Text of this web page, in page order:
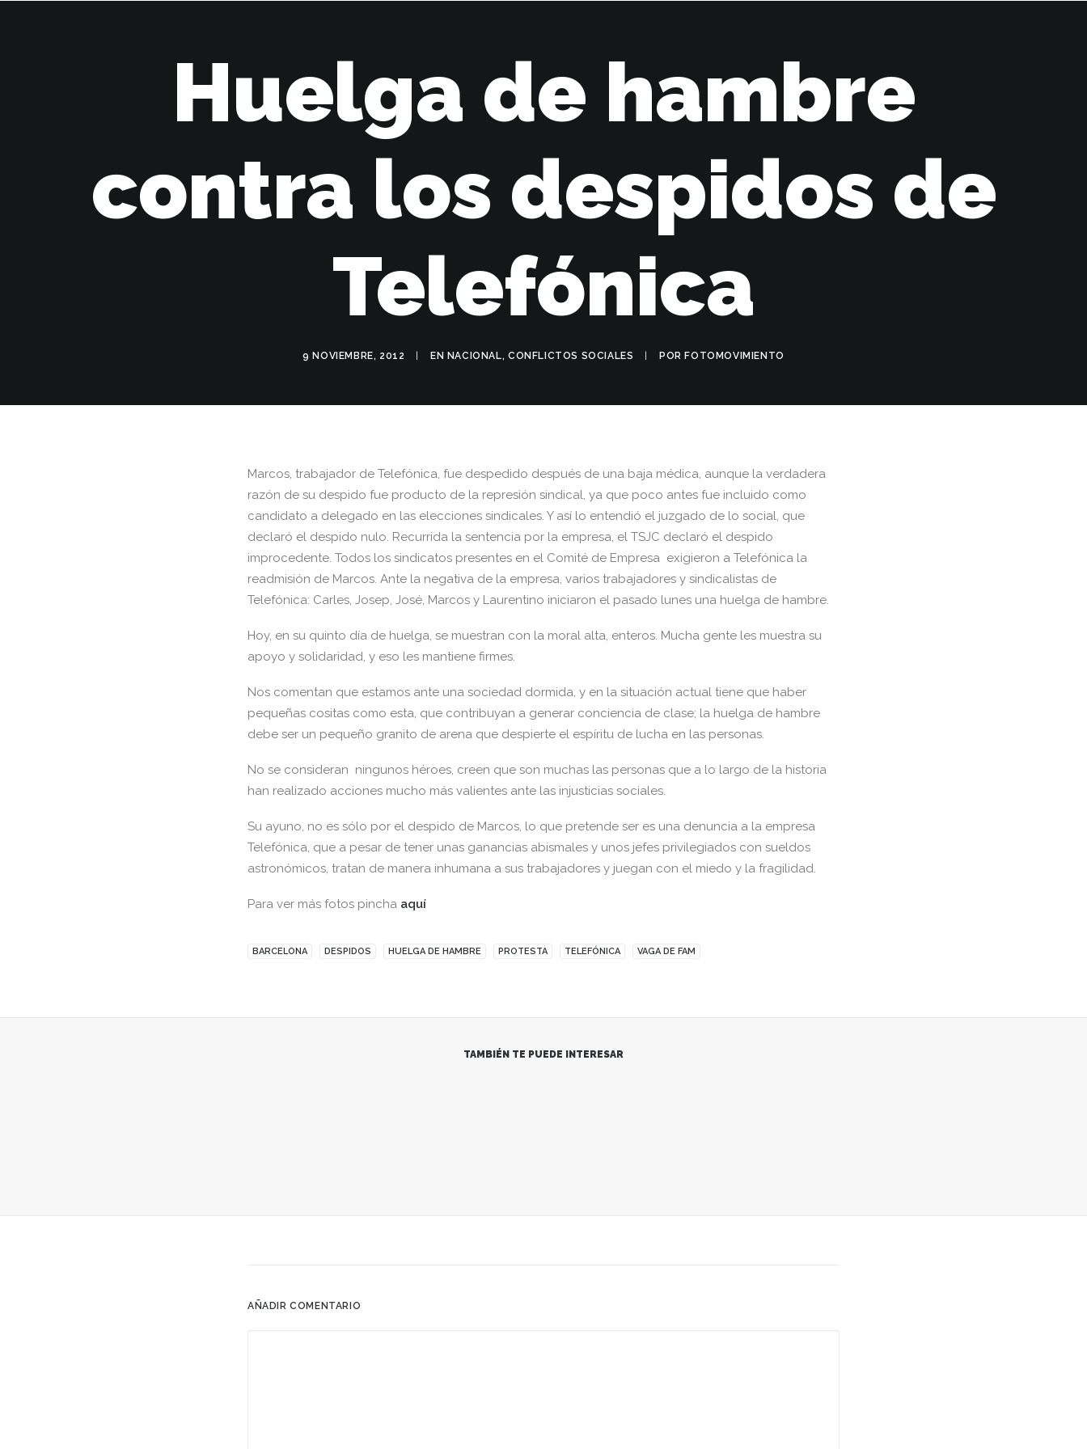
Huelga de hambre
contra los despidos de
Telefónica
9 NOVIEMBRE, 2012 EN NACIONAL, CONFLICTOS SOCIALES POR FOTOMOVIMIENTO
Marcos, trabajador de Telefónica, fue despedido después de una baja médica, aunque la verdadera
razón de su despido fue producto de la represión sindical, ya que poco antes fue incluido como
candidato a delegado en las elecciones sindicales. Y así lo entendió el juzgado de lo social, que
declaró el despido nulo. Recurrida la sentencia por la empresa, el TSJC declaró el despido
improcedente. Todos los sindicatos presentes en el Comité de Empresa exigieron a Telefónica la
readmisión de Marcos. Ante la negativa de la empresa, varios trabajadores y sindicalistas de
Telefónica: Carles, Josep, José, Marcos y Laurentino iniciaron el pasado lunes una huelga de hambre.
Hoy, en su quinto día de huelga, se muestran con la moral alta, enteros. Mucha gente les muestra su
apoyo y solidaridad, y eso les mantiene firmes.
Nos comentan que estamos ante una sociedad dormida, y en la situación actual tiene que haber
pequeñas cositas como esta, que contribuyan a generar conciencia de clase; la huelga de hambre
debe ser un pequeño granito de arena que despierte el espíritu de lucha en las personas.
No se consideran ningunos héroes, creen que son muchas las personas que a lo largo de la historia
han realizado acciones mucho más valientes ante las injusticias sociales.
Su ayuno, no es sólo por el despido de Marcos, lo que pretende ser es una denuncia a la empresa
Telefónica, que a pesar de tener unas ganancias abismales y unos jefes privilegiados con sueldos
astronómicos, tratan de manera inhumana a sus trabajadores y juegan con el miedo y la fragilidad.
Para ver más fotos pincha aquí
BARCELONA DESPIDOS HUELGA DE HAMBRE PROTESTA TELEFÓNICA VAGA DE FAM
TAMBIÉN TE PUEDE INTERESAR
AÑADIR COMENTARIO